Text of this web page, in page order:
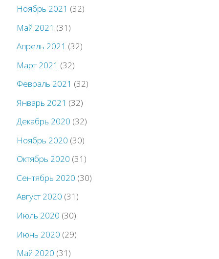
Ноябрь 2021 (32)
Май 2021 (31)
Апрель 2021 (32)
Март 2021 (32)
Февраль 2021 (32)
Январь 2021 (32)
Декабрь 2020 (32)
Ноябрь 2020 (30)
Октябрь 2020 (31)
Сентябрь 2020 (30)
Август 2020 (31)
Июль 2020 (30)
Июнь 2020 (29)
Май 2020 (31)